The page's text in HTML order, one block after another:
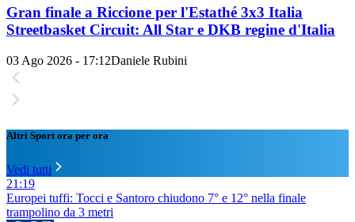
Gran finale a Riccione per l'Estathé 3x3 Italia
Streetbasket Circuit: All Star e DKB regine d'Italia
03 Ago 2026 - 17:12Daniele Rubini
Altri Sport ora per ora
Vedi tutti
21:19
Europei tuffi: Tocci e Santoro chiudono 7° e 12° nella finale
trampolino da 3 metri